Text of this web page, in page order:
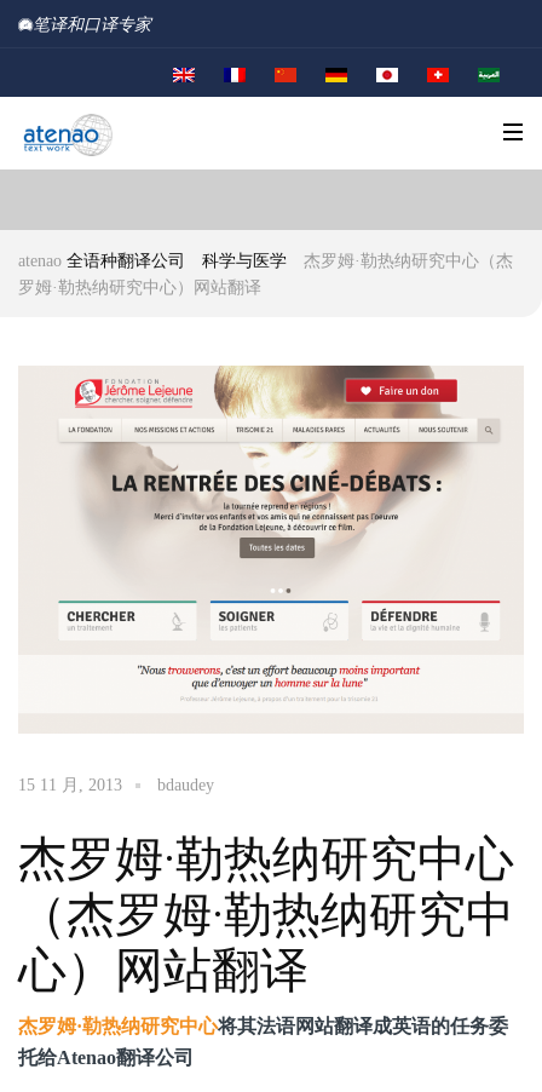
笔译和口译专家
atenao 全语种翻译公司 科学与医学
杰罗姆·勒热纳研究中心（杰
罗姆·勒热纳研究中心）网站翻译
15 11 月, 2013 bdaudey
杰罗姆·勒热纳研究中心
（杰罗姆·勒热纳研究中
心）网站翻译
杰罗姆·勒热纳研究中心将其法语网站翻译成英语的任务委
托给Atenao翻译公司